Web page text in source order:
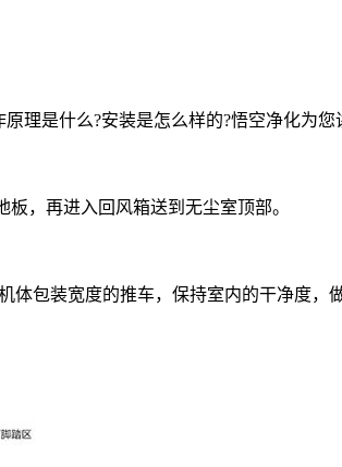
是什么?安装是怎么样的?悟空净化为您
，再进入回风箱送到无尘室顶部。
包装宽度的推车，保持室内的干净度，